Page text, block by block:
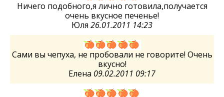
Ничего подобного,я лично готовила,получается
очень вкусное печенье!
Юля 26.01.2011 14:23
Сами вы чепуха, не пробовали не говорите! Очень
вкусно!
Елена 09.02.2011 09:17